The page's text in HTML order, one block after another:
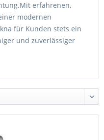
erfahrenen,
modernen
für Kunden stets ein
und zuverlässiger